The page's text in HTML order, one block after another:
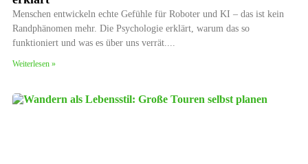
Menschen entwickeln echte Gefühle für Roboter und KI – das ist kein
Randphänomen mehr. Die Psychologie erklärt, warum das so
funktioniert und was es über uns verrät.
Weiterlesen »